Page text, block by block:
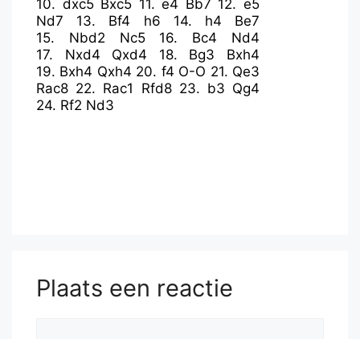
10. dxc5 Bxc5 11.e4 Bb7 12.e5
Nd7
13. Bf4 h6 14. h4
Be7
15. Nbd2 Nc5 16. Bc4
Nd4
17. Nxd4 Qxd4 18. Bg3
Bxh4
19. Bxh4 Qxh4 20. f4 O-O 21. Qe3
Rac8 22. Rac1 Rfd8 23. b3 Qg4
24. Rf2 Nd3
Plaats een reactie